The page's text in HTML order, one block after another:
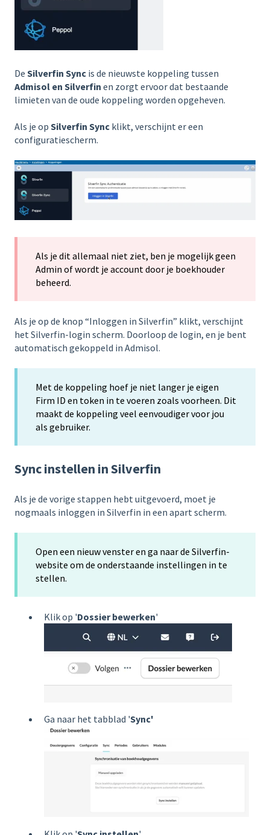
De Silverfin Sync is de nieuwste koppeling tussen
Admisol en Silverfin en zorgt ervoor dat bestaande
limieten van de oude koppeling worden opgeheven.
Als je op Silverfin Sync klikt, verschijnt er een
configuratiescherm.
Als je dit allemaal niet ziet, ben je mogelijk geen
Admin of wordt je account door je boekhouder
beheerd.
Als je op de knop “Inloggen in Silverfin” klikt, verschijnt
het Silverfin-login scherm. Doorloop de login, en je bent
automatisch gekoppeld in Admisol.
Met de koppeling hoef je niet langer je eigen
Firm ID en token in te voeren zoals voorheen. Dit
maakt de koppeling veel eenvoudiger voor jou
als gebruiker.
Sync instellen in Silverfin
Als je de vorige stappen hebt uitgevoerd, moet je
nogmaals inloggen in Silverfin in een apart scherm.
Open een nieuw venster en ga naar de Silverfin-
website om de onderstaande instellingen in te
stellen.
Klik op 'Dossier bewerken'
Ga naar het tabblad 'Sync'